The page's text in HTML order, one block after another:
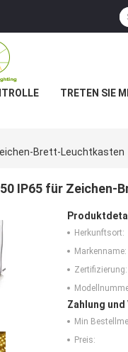
TRETEN SIE
Brett-Leuchtkasten
IP65 für
Herkunftsort:
Markenname:
Zertifizierung:
Zahlung und
Min
Preis: